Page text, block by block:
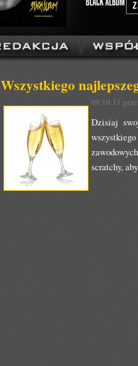
Wszystkiego
09.10.11
Dzisiaj
scratchy,